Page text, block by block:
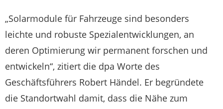
„Solarmodule für Fahrzeuge sind besonders
leichte und robuste Spezialentwicklungen, an
deren Optimierung wir permanent forschen und
entwickeln“, zitiert die dpa Worte des
Geschäftsführers Robert Händel. Er begründete
die Standortwahl damit, dass die Nähe zum